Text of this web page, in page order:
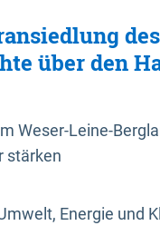
über den
Weser-Leine-
stärken
Energie und